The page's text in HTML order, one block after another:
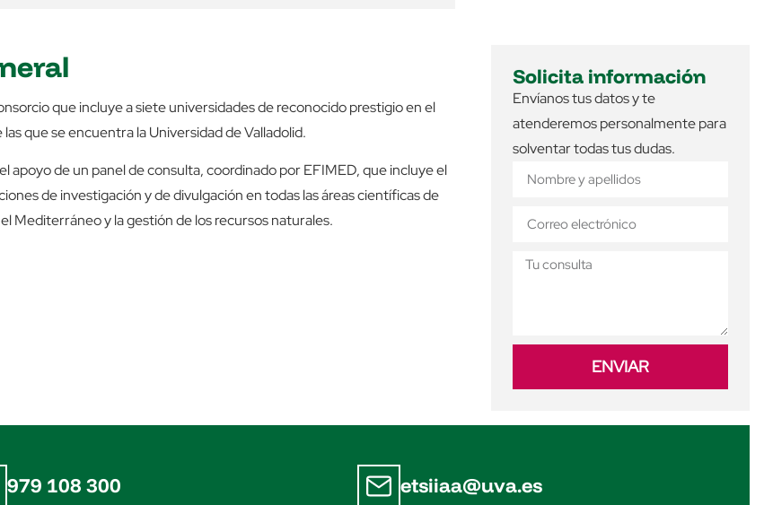
que incluye a siete universidades de reconocido prestigio en el
que se encuentra la Universidad de Valladolid.
apoyo de un panel de consulta, coordinado por EFIMED, que incluye el
de investigación y de divulgación en todas las áreas científicas de
Mediterráneo y la gestión de los recursos naturales.
Solicita información
Envíanos tus datos y te
atenderemos personalmente para
solventar todas tus dudas.
ENVIAR
979 108 300 etsiiaa@uva.es